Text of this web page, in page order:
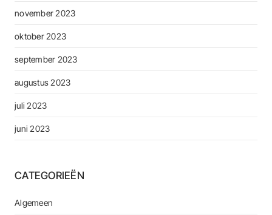
november 2023
oktober 2023
september 2023
augustus 2023
juli 2023
juni 2023
CATEGORIEËN
Algemeen